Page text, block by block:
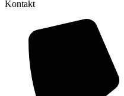
Kontakt